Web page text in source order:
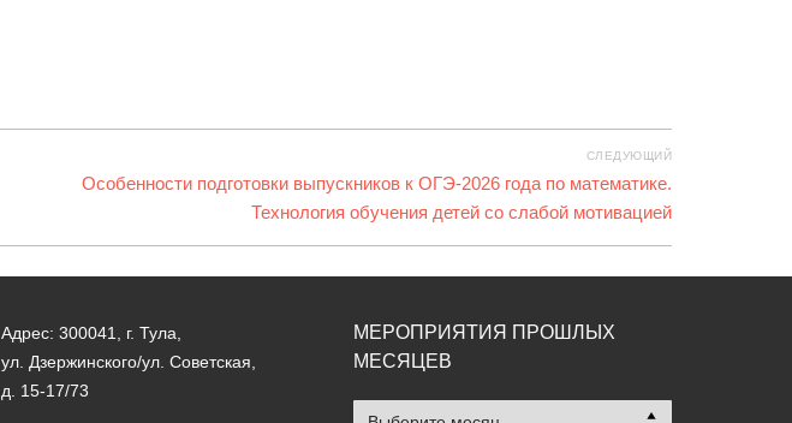
СЛЕДУЮЩИЙ
Следующая
Особенности подготовки выпускников к ОГЭ-2026 года по математике.
Технология обучения детей со слабой мотивацией
Адрес: 300041, г. Тула,
ул. Дзержинского/ул. Советская,
д. 15-17/73
МЕРОПРИЯТИЯ ПРОШЛЫХ
МЕСЯЦЕВ
Мероприятия